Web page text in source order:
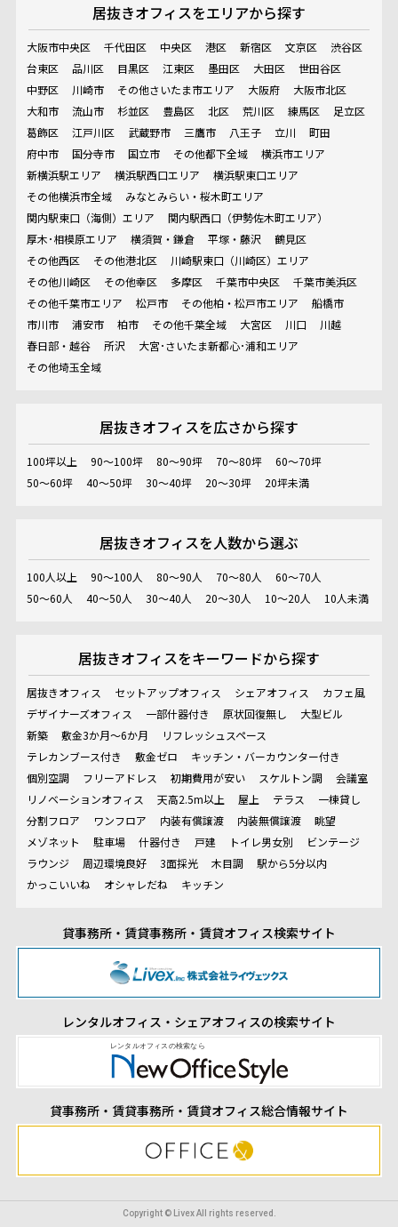
居抜きオフィスをエリアから探す
大阪市中央区 千代田区 中央区 港区 新宿区 文京区
渋谷区
台東区
品川区 目黒区 江東区 墨田区 大田区
世田谷区
中野区
川崎市 その他さいたま市エリア 大阪府
大阪市北区
大和市
流山市 杉並区 豊島区 北区 荒川区 練馬区
足立区
葛飾区
江戸川区 武蔵野市 三鷹市 八王子 立川
町田
府中市
国分寺市 国立市 その他都下全域
横浜市エリア
新横浜駅エリア
横浜駅西口エリア
横浜駅東口エリア
その他横浜市全域
みなとみらい・桜木町エリア
関内駅東口（海側）エリア
関内駅西口（伊勢佐木町エリア）
厚木･相模原エリア
横須賀・鎌倉 平塚・藤沢
鶴見区
その他西区
その他港北区
川崎駅東口（川崎区）エリア
その他川崎区
その他幸区 多摩区 千葉市中央区
千葉市美浜区
その他千葉市エリア
松戸市 その他柏・松戸市エリア
船橋市
市川市
浦安市 柏市 その他千葉全域 大宮区 川口
川越
春日部・越谷
所沢
大宮･さいたま新都心･浦和エリア
その他埼玉全域
居抜きオフィスを広さから探す
100坪以上 90～100坪 80～90坪 70～80坪
60～70坪
50～60坪
40～50坪 30～40坪 20～30坪 20坪未満
居抜きオフィスを人数から選ぶ
100人以上 90～100人 80～90人 70～80人
60～70人
50～60人
40～50人 30～40人 20～30人 10～20人 10人未満
居抜きオフィスをキーワードから探す
居抜きオフィス セットアップオフィス シェアオフィス
カフェ風
デザイナーズオフィス
一部什器付き 原状回復無し
大型ビル
新築
敷金3か月～6か月
リフレッシュスペース
テレカンブース付き
敷金ゼロ
キッチン・バーカウンター付き
個別空調
フリーアドレス 初期費用が安い スケルトン調
会議室
リノベーションオフィス
天高2.5m以上 屋上 テラス
一棟貸し
分割フロア
ワンフロア 内装有償譲渡 内装無償譲渡
眺望
メゾネット
駐車場 什器付き 戸建 トイレ男女別
ビンテージ
ラウンジ
周辺環境良好 3面採光 木目調
駅から5分以内
かっこいいね
オシャレだね キッチン
貸事務所・賃貸事務所・賃貸オフィス検索サイト
レンタルオフィス・シェアオフィスの検索サイト
貸事務所・賃貸事務所・賃貸オフィス総合情報サイト
Copyright © Livex All rights reserved.